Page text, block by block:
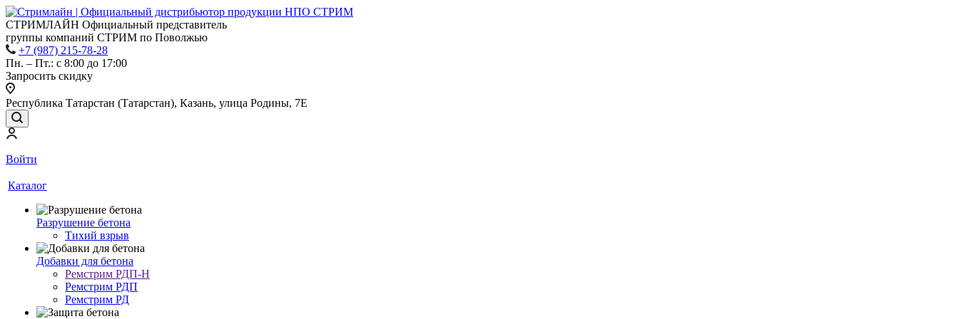
СТРИМЛАЙН Официальный представитель
группы компаний СТРИМ по Поволжью
+7 (987) 215-78-28
Пн. – Пт.: с 8:00 до 17:00
Запросить скидку
Республика Татарстан (Татарстан), Казань, улица Родины, 7Е
Войти
Каталог
Разрушение бетона
Тихий взрыв
Добавки для бетона
Ремстрим РДП-Н
Ремстрим РДП
Ремстрим РД